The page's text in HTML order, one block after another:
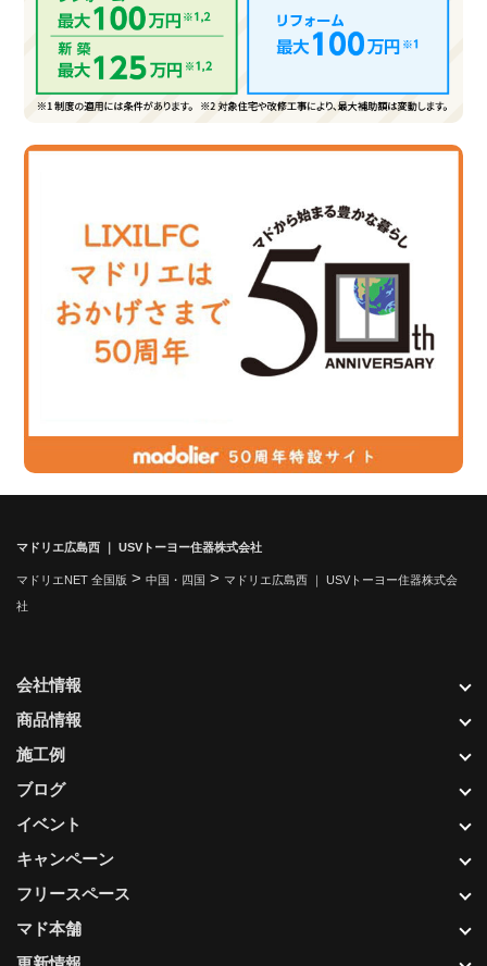
マドリエ広島西 ｜ USVトーヨー住器株式会社
マドリエNET 全国版 > 中国・四国 > マドリエ広島西 ｜ USVトーヨー住器株式会
社
会社情報
商品情報
施工例
ブログ
イベント
キャンペーン
フリースペース
マド本舗